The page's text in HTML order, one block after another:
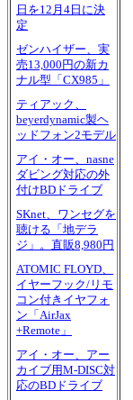
日を12月4日に決
定
ゼンハイザー、実
売13,000円の新カ
ナル型「CX985」
ティアック、
beyerdynamic製ヘ
ッドフォン2モデル
アイ・オー、nasne
ダビング対応の外
付けBDドライブ
SKnet、ワンセグを
聴ける「地デラ
ジ」。直販8,980円
ATOMIC FLOYD、
イヤーフック/リモ
コン付きイヤフォ
ン「AirJax
+Remote」
アイ・オー、アー
カイブ用M-DISC対
応のBDドライブ